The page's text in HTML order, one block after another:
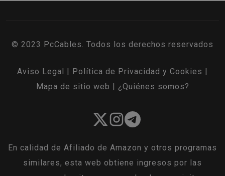
© 2023 PcCables. Todos los derechos reservados
Aviso Legal Política de Privacidad y Cookies
Mapa de sitio web
¿Quiénes somos?
En calidad de Afiliado de Amazon y otros programas
similares, esta web obtiene ingresos por las